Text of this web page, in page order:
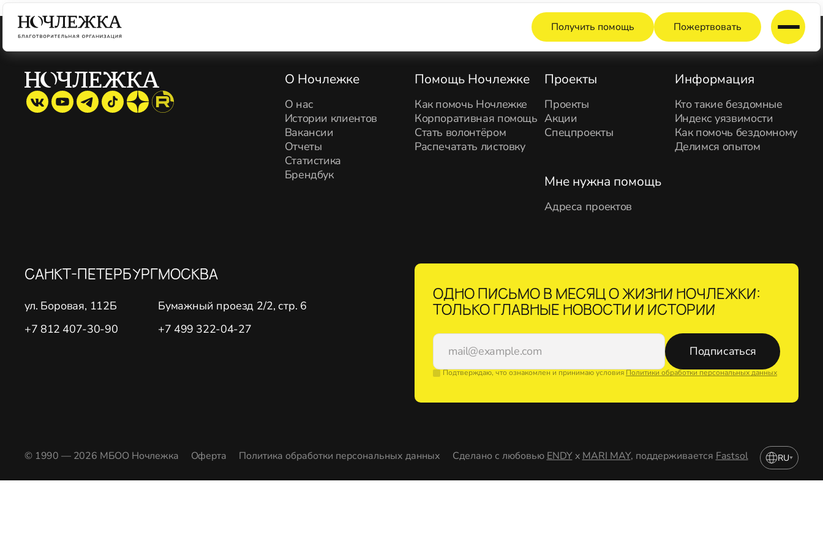
Получить помощь Пожертвовать
О Ночлежке
О нас
Истории клиентов
Вакансии
Отчеты
Статистика
Брендбук
Помощь Ночлежке
Как помочь Ночлежке
Корпоративная помощь
Стать волонтёром
Распечатать листовку
Проекты
Проекты
Акции
Спецпроекты
Информация
Кто такие бездомные
Индекс уязвимости
Как помочь бездомному
Делимся опытом
Мне нужна помощь
Адреса проектов
САНКТ-ПЕТЕРБУРГ
ул. Боровая, 112Б
+7 812 407-30-90
МОСКВА
Бумажный проезд 2/2, стр. 6
+7 499 322-04-27
ОДНО ПИСЬМО В МЕСЯЦ О ЖИЗНИ НОЧЛЕЖКИ:
ТОЛЬКО ГЛАВНЫЕ НОВОСТИ И ИСТОРИИ
Подписаться
Подтверждаю, что ознакомлен и принимаю условияПолитики обработки персональных данных
© 1990 — 2026 МБОО Ночлежка Оферта Политика обработки персональных данных Сделано с любовью ENDY x MARI MAY, поддерживается Fastsol RU